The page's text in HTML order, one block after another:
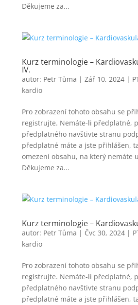
Děkujeme za...
Kurz terminologie –
IV.
autor: Petr Tůma | Zář 10, 2024|
kardio
Pro zobrazení tohoto obsahu se
registrujte. Nemáte-li předplatné,
předplatného navštivte stranu
předplatné máte a jste přihlášen,
omezení obsahu, na který nemáte
Děkujeme za...
Kurz terminologie –
autor: Petr Tůma | Čvc 30, 2024|
kardio
Pro zobrazení tohoto obsahu se
registrujte. Nemáte-li předplatné,
předplatného navštivte stranu
předplatné máte a jste přihlášen,